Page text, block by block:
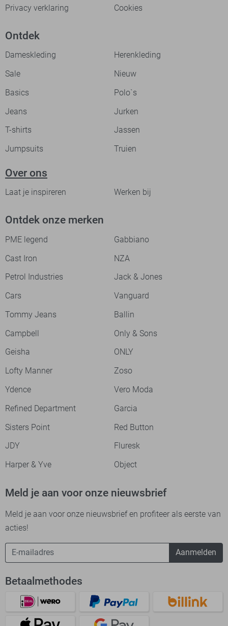
Privacy verklaring
Cookies
Ontdek
Dameskleding
Herenkleding
Sale
Nieuw
Basics
Polo`s
Jeans
Jurken
T-shirts
Jassen
Jumpsuits
Truien
Over ons
Laat je inspireren Werken bij
Ontdek onze merken
PME legend
Gabbiano
Cast Iron
NZA
Petrol Industries
Jack & Jones
Cars
Vanguard
Tommy Jeans
Ballin
Campbell
Only & Sons
Geisha
ONLY
Lofty Manner
Zoso
Ydence
Vero Moda
Refined Department
Garcia
Sisters Point
Red Button
JDY
Fluresk
Harper & Yve
Object
Meld je aan voor onze nieuwsbrief
Meld je aan voor onze nieuwsbrief en profiteer als eerste van
acties!
Aanmelden
Betaalmethodes